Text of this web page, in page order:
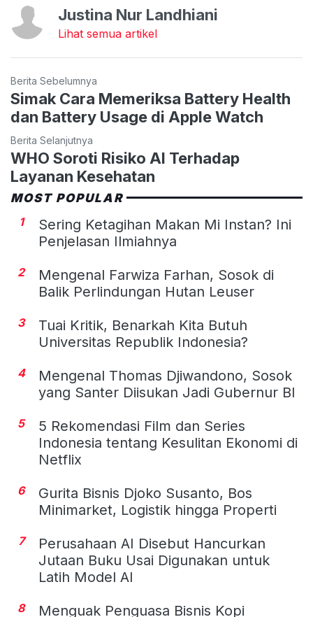
Justina Nur Landhiani
Lihat semua artikel
Berita Sebelumnya
Simak Cara Memeriksa Battery Health
dan Battery Usage di Apple Watch
Berita Selanjutnya
WHO Soroti Risiko AI Terhadap
Layanan Kesehatan
MOST POPULAR
1
Sering Ketagihan Makan Mi Instan? Ini
Penjelasan Ilmiahnya
2
Mengenal Farwiza Farhan, Sosok di
Balik Perlindungan Hutan Leuser
3
Tuai Kritik, Benarkah Kita Butuh
Universitas Republik Indonesia?
4
Mengenal Thomas Djiwandono, Sosok
yang Santer Diisukan Jadi Gubernur BI
5
5 Rekomendasi Film dan Series
Indonesia tentang Kesulitan Ekonomi di
Netflix
6
Gurita Bisnis Djoko Susanto, Bos
Minimarket, Logistik hingga Properti
7
Perusahaan AI Disebut Hancurkan
Jutaan Buku Usai Digunakan untuk
Latih Model AI
8
Menguak Penguasa Bisnis Kopi